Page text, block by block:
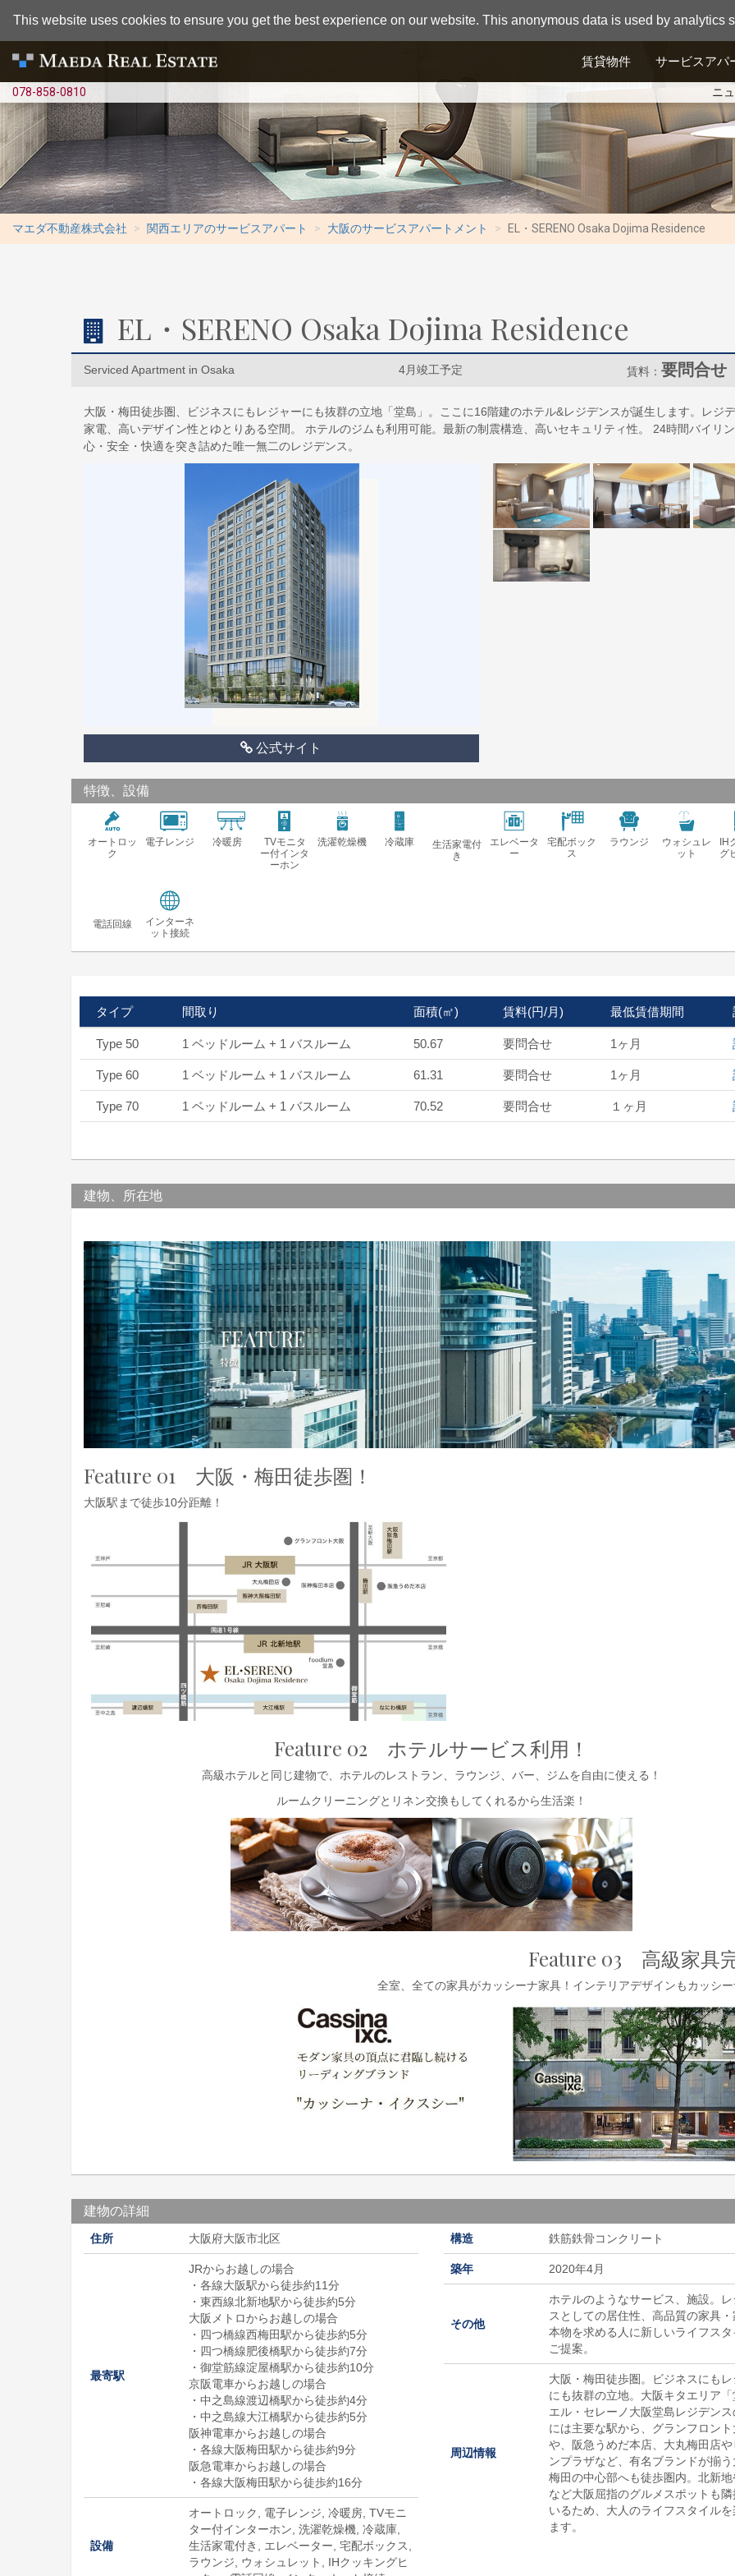
This website uses cookies to ensure you get the best experience on our website. This anonymous data is used by analytics
賃貸物件 サービスアパ
078-858-0810 ニ
マエダ不動産株式会社 関西エリアのサービスアパート 大阪のサービスアパートメント EL・SERENO Osaka Dojima Residence
EL・SERENO Osaka Dojima Residence
Serviced Apartment in Osaka 4月竣工予定 賃料： 要問合せ
大阪・梅田徒歩圏、ビジネスにもレジャーにも抜群の立地「堂島」。ここに16階建のホテル&レジデンスが誕生します。レジ
家電、高いデザイン性とゆとりある空間。 ホテルのジムも利用可能。最新の制震構造、高いセキュリティ性。 24時間バイリ
心・安全・快適を突き詰めた唯一無二のレジデンス。
公式サイト
特徴、設備
オートロッ
ク
電子レンジ 冷暖房
TVモニタ
ー付インタ
ーホン
洗濯乾燥機 冷蔵庫
生活家電付
き
エレベータ
ー
宅配ボック
ス
ラウンジ
ウォシュレ
ット
IH
グ
電話回線
インターネ
ット接続
タイプ 間取り 面積(㎡) 賃料(円/月) 最低賃借期間
Type 50 1 ベッドルーム + 1 バスルーム 50.67 要問合せ 1ヶ月
Type 60 1 ベッドルーム + 1 バスルーム 61.31 要問合せ 1ヶ月
Type 70 1 ベッドルーム + 1 バスルーム 70.52 要問合せ １ヶ月
建物、所在地
Feature 01 大阪・梅田徒歩圏！
大阪駅まで徒歩10分距離！
Feature 02 ホテルサービス利用！
高級ホテルと同じ建物で、ホテルのレストラン、ラウンジ、バー、ジムを自由に使える！
ルームクリーニングとリネン交換もしてくれるから生活楽！
Feature 03 高級家具
全室、全ての家具がカッシーナ家具！インテリアデザインもカッシ
建物の詳細
住所 大阪府大阪市北区
最寄駅
JRからお越しの場合
・各線大阪駅から徒歩約11分
・東西線北新地駅から徒歩約5分
大阪メトロからお越しの場合
・四つ橋線西梅田駅から徒歩約5分
・四つ橋線肥後橋駅から徒歩約7分
・御堂筋線淀屋橋駅から徒歩約10分
京阪電車からお越しの場合
・中之島線渡辺橋駅から徒歩約4分
・中之島線大江橋駅から徒歩約5分
阪神電車からお越しの場合
・各線大阪梅田駅から徒歩約9分
阪急電車からお越しの場合
・各線大阪梅田駅から徒歩約16分
設備
オートロック, 電子レンジ, 冷暖房, TVモニ
ター付インターホン, 洗濯乾燥機, 冷蔵庫,
生活家電付き, エレベーター, 宅配ボックス,
ラウンジ, ウォシュレット, IHクッキングヒ
構造 鉄筋鉄骨コンクリート
築年 2020年4月
その他
ホテルのようなサービス、施設。
スとしての居住性、高品質の家具
本物を求める人に新しいライフス
ご提案。
周辺情報
大阪・梅田徒歩圏。ビジネスにも
にも抜群の立地。大阪キタエリア
エル・セレーノ大阪堂島レジデン
には主要な駅から、グランフロント
や、阪急うめだ本店、大丸梅田店
ンプラザなど、有名ブランドが揃
梅田の中心部へも徒歩圏内。北新
など大阪屈指のグルメスポットも
いるため、大人のライフスタイル
ます。